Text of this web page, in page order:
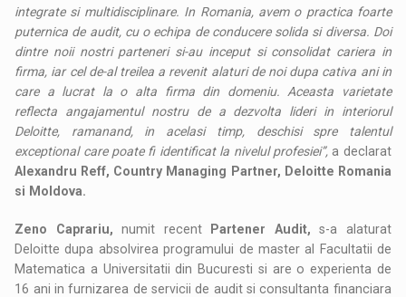
integrate si multidisciplinare. In Romania, avem o practica foarte
puternica de audit, cu o echipa de conducere solida si diversa. Doi
dintre noii nostri parteneri si-au inceput si consolidat cariera in
firma, iar cel de-al treilea a revenit alaturi de noi dupa cativa ani in
care a lucrat la o alta firma din domeniu. Aceasta varietate
reflecta angajamentul nostru de a dezvolta lideri in interiorul
Deloitte, ramanand, in acelasi timp, deschisi spre talentul
exceptional care poate fi identificat la nivelul profesiei”, a declarat
Alexandru Reff, Country Managing Partner, Deloitte Romania
si Moldova.
Zeno Caprariu,numit recentPartener Audit, s-a alaturat
Deloitte dupa absolvirea programului de master al Facultatii de
Matematica a Universitatii din Bucuresti si are o experienta de
16 ani in furnizarea de servicii de audit si consultanta financiara